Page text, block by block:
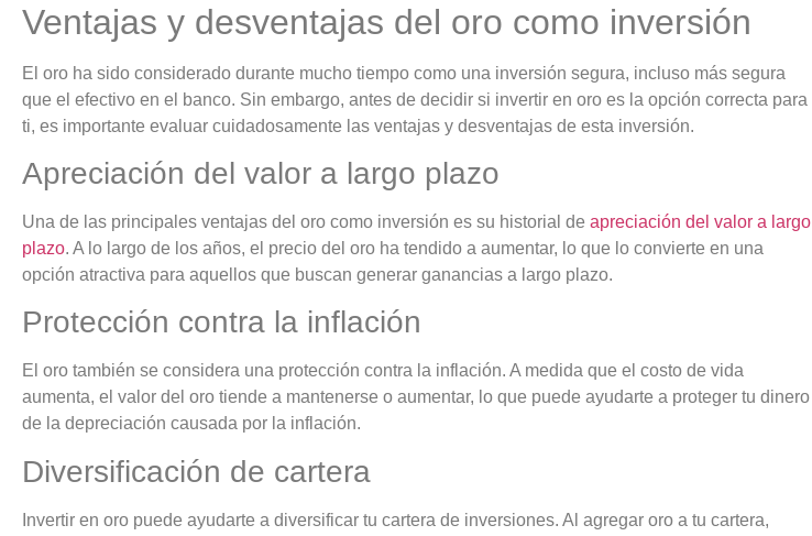
Ventajas y desventajas del oro como inversión
El oro ha sido considerado durante mucho tiempo como una inversión segura, incluso más segura
que el efectivo en el banco. Sin embargo, antes de decidir si invertir en oro es la opción correcta para
ti, es importante evaluar cuidadosamente las ventajas y desventajas de esta inversión.
Apreciación del valor a largo plazo
Una de las principales ventajas del oro como inversión es su historial de apreciación del valor a largo
plazo. A lo largo de los años, el precio del oro ha tendido a aumentar, lo que lo convierte en una
opción atractiva para aquellos que buscan generar ganancias a largo plazo.
Protección contra la inflación
El oro también se considera una protección contra la inflación. A medida que el costo de vida
aumenta, el valor del oro tiende a mantenerse o aumentar, lo que puede ayudarte a proteger tu dinero
de la depreciación causada por la inflación.
Diversificación de cartera
Invertir en oro puede ayudarte a diversificar tu cartera de inversiones. Al agregar oro a tu cartera,